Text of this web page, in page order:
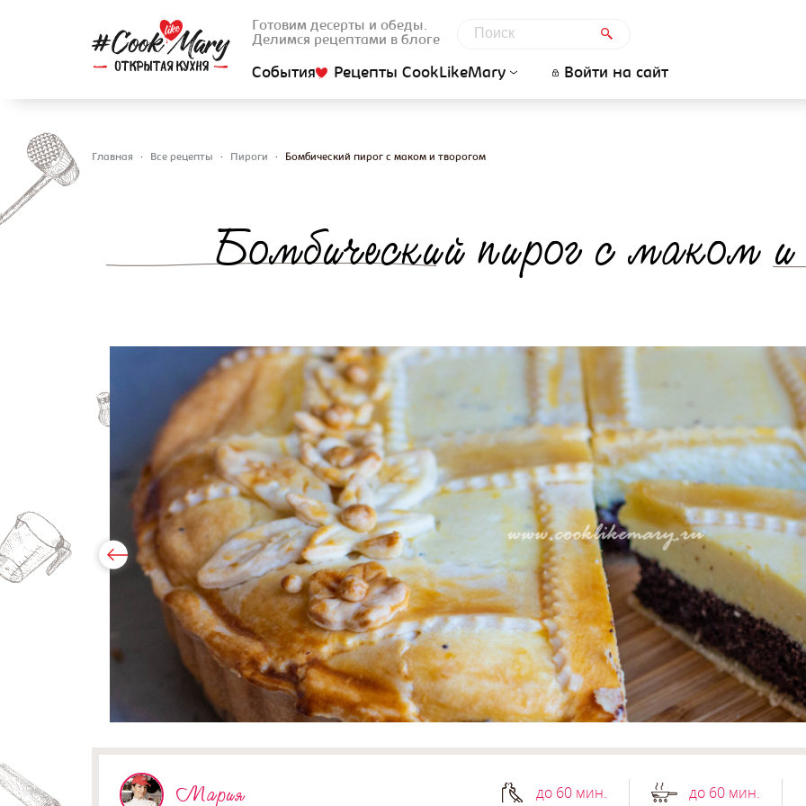
Готовим десерты и обеды.
Делимся рецептами в блоге
События Рецепты CookLikeMary Войти на сайт
Главная • Все рецепты • Пироги • Бомбический пирог с маком и творогом
Бомбический пирог с маком
Мария до 60 мин. до 60 мин.